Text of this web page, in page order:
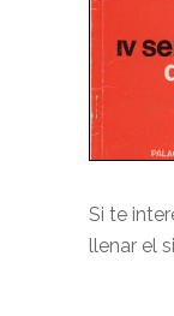
Si te
llenar el